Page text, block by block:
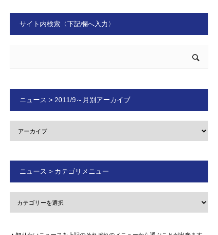
サイト内検索〈下記欄へ入力〉
ニュース > 2011/9～月別アーカイブ
ニュース > カテゴリメニュー